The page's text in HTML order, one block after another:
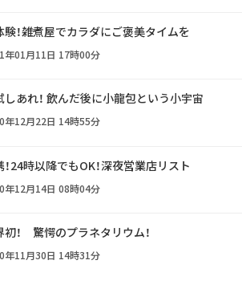
験！雑煮屋でカラダにご褒美タイムを
年01月11日 17時00分
しあれ！ 飲んだ後に小龍包という小宇宙
年12月22日 14時55分
！24時以降でもOK！深夜営業店リスト
年12月14日 08時04分
初！ 驚愕のプラネタリウム！
年11月30日 14時31分